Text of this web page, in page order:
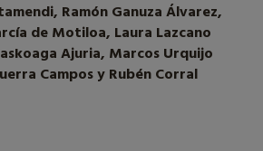
Ramón Ganuza Álvarez,
de Motiloa, Laura Lazcano
Ajuria, Marcos Urquijo
Campos y Rubén Corral